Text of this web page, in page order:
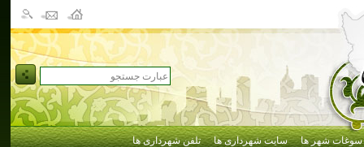
سوغات شهر ها سایت شهرداری ها تلفن شهرداری ها